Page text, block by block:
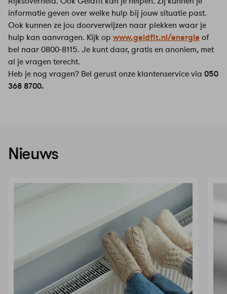
informatie geven over welke hulp bij jouw situatie past.
Ook kunnen ze jou doorverwijzen naar plekken waar je
hulp kan aanvragen. Kijk op www.geldfit.nl/energie of
bel naar 0800-8115. Je kunt daar, gratis en anoniem, met
al je vragen terecht.
Heb je nog vragen? Bel gerust onze klantenservice via 050
368 8700.
Nieuws